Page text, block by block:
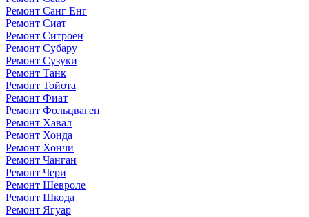
Ремонт Санг Енг
Ремонт Сиат
Ремонт Ситроен
Ремонт Субару
Ремонт Сузуки
Ремонт Танк
Ремонт Тойота
Ремонт Фиат
Ремонт Фольцваген
Ремонт Хавал
Ремонт Хонда
Ремонт Хончи
Ремонт Чанган
Ремонт Чери
Ремонт Шевроле
Ремонт Шкода
Ремонт Ягуар